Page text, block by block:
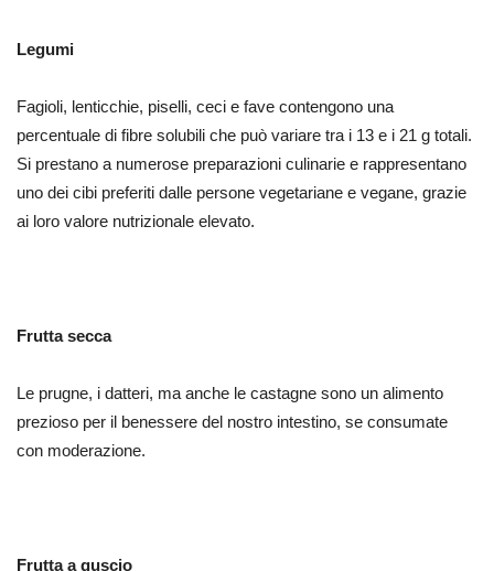
Legumi
Fagioli, lenticchie, piselli, ceci e fave contengono una
percentuale di fibre solubili che può variare tra i 13 e i 21 g totali.
Si prestano a numerose preparazioni culinarie e rappresentano
uno dei cibi preferiti dalle persone vegetariane e vegane, grazie
ai loro valore nutrizionale elevato.
Frutta secca
Le prugne, i datteri, ma anche le castagne sono un alimento
prezioso per il benessere del nostro intestino, se consumate
con moderazione.
Frutta a guscio